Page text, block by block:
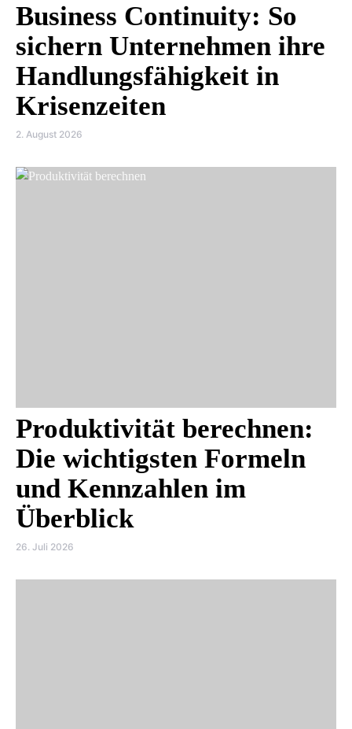
Business Continuity: So
sichern Unternehmen ihre
Handlungsfähigkeit in
Krisenzeiten
2. August 2026
Produktivität berechnen:
Die wichtigsten Formeln
und Kennzahlen im
Überblick
26. Juli 2026